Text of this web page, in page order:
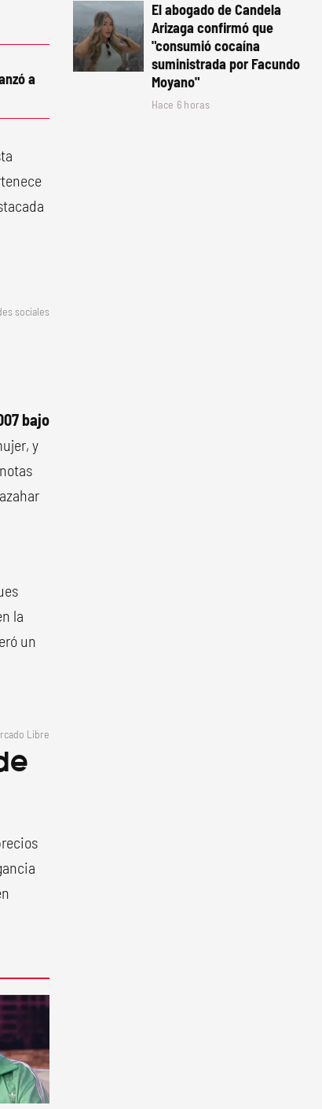
a
sociales
bajo
y
la
un
Libre
El abogado de Candela
Arizaga confirmó que
"consumió cocaína
suministrada por Facundo
Moyano"
Hace 6 horas